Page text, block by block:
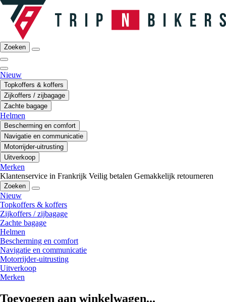
Zoeken
Nieuw
Topkoffers & koffers
Zijkoffers / zijbagage
Zachte bagage
Helmen
Bescherming en comfort
Navigatie en communicatie
Motorrijder-uitrusting
Uitverkoop
Merken
Klantenservice in Frankrijk Veilig betalen Gemakkelijk retourneren
Zoeken
Nieuw
Topkoffers & koffers
Zijkoffers / zijbagage
Zachte bagage
Helmen
Bescherming en comfort
Navigatie en communicatie
Motorrijder-uitrusting
Uitverkoop
Merken
Toevoegen aan winkelwagen...